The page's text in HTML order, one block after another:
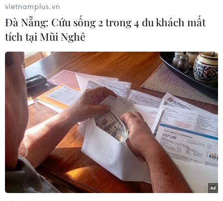
Phúc nhấn mạnh đóng tàu là ngành công
nghiệp được Việt Nam ưu tiên phát triển để góp
phần vào phát triển kinh tế và nâng cao năng
lực quốc phòng.
Thủ tướng hoan nghênh Tập đoàn Damen vừa
ký hợp đồng đóng mới 6 tàu đa năng cho Việt
Nam tại Diễn đàn Doanh nghiệp Việt Nam-Hà
Lan ngày 10/7.
vietnamplus.vn
Đà Nẵng: Cứu sống 2 trong 4 du khách mất
tích tại Mũi Nghê